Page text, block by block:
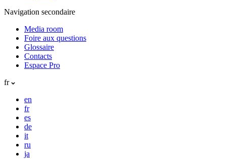
Navigation secondaire
Media room
Foire aux questions
Glossaire
Contacts
Espace Pro
fr
en
fr
es
de
it
ru
ja